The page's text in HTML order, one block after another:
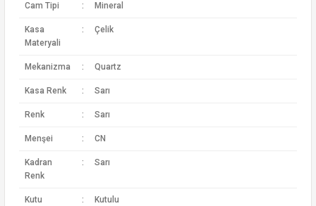
Cam Tipi : Mineral
Kasa
Materyali
: Çelik
Mekanizma : Quartz
Kasa Renk : Sarı
Renk : Sarı
Menşei : CN
Kadran
Renk
: Sarı
Kutu
: Kutulu